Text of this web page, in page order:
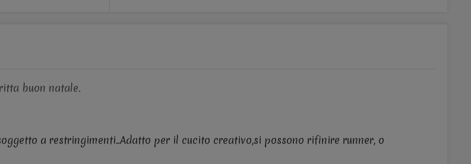
buon natale.
a restringimenti..Adatto per il cucito creativo,si possono rifinire runner, o